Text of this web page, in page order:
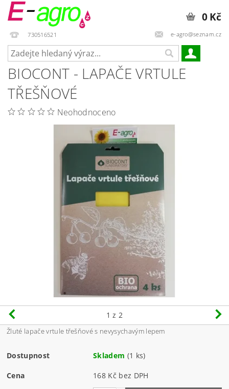
730516521 e-agro@seznam.cz
0 Kč
BIOCONT - LAPAČE VRTULE
TŘEŠŇOVÉ
Neohodnoceno
1 z 2
Žluté lapače vrtule třešňové s nevysychavým lepem
Dostupnost Skladem (1 ks)
Cena 168 Kč bez DPH